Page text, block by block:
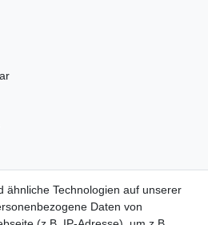
ähnliche Technologien auf unserer
Daten von